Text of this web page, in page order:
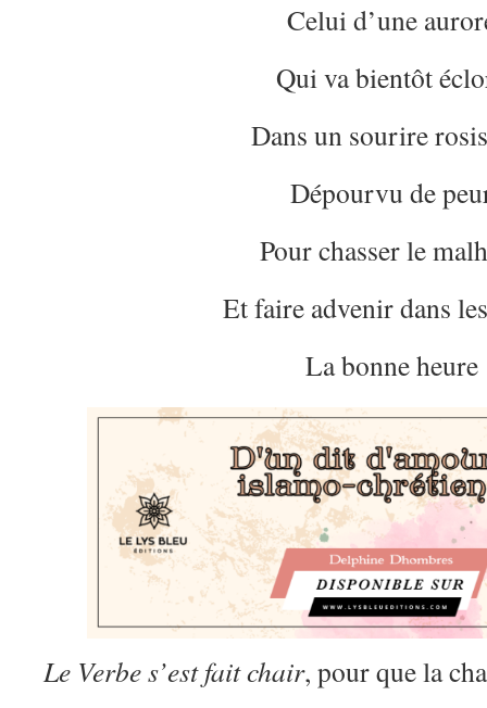
Celui d’une
Qui va bientôt
Dans un sourire
Dépourvu de
Pour chasser le
Et faire advenir dans
La bonne heure
Le Verbe s’est fait chair, pour que la